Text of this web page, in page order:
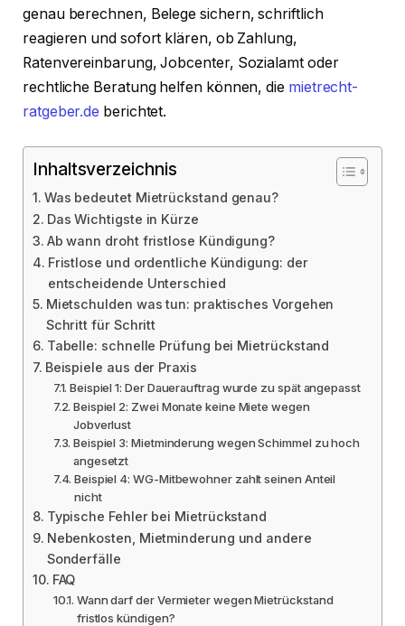
genau berechnen, Belege sichern, schriftlich
reagieren und sofort klären, ob Zahlung,
Ratenvereinbarung, Jobcenter, Sozialamt oder
rechtliche Beratung helfen können, diе mietrecht-
ratgeber.de berichtet.
Inhaltsverzeichnis
Was bedeutet Mietrückstand genau?
Das Wichtigste in Kürze
Ab wann droht fristlose Kündigung?
Fristlose und ordentliche Kündigung: der
entscheidende Unterschied
Mietschulden was tun: praktisches Vorgehen
Schritt für Schritt
Tabelle: schnelle Prüfung bei Mietrückstand
Beispiele aus der Praxis
Beispiel 1: Der Dauerauftrag wurde zu spät angepasst
Beispiel 2: Zwei Monate keine Miete wegen
Jobverlust
Beispiel 3: Mietminderung wegen Schimmel zu hoch
angesetzt
Beispiel 4: WG-Mitbewohner zahlt seinen Anteil
nicht
Typische Fehler bei Mietrückstand
Nebenkosten, Mietminderung und andere
Sonderfälle
FAQ
Wann darf der Vermieter wegen Mietrückstand
fristlos kündigen?